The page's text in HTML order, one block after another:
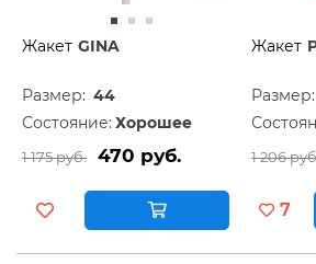
Жакет GINA
Размер: 44
Состояние: Хорошее
1 175 руб. 470 руб.
Жакет
Размер:
1 206
7